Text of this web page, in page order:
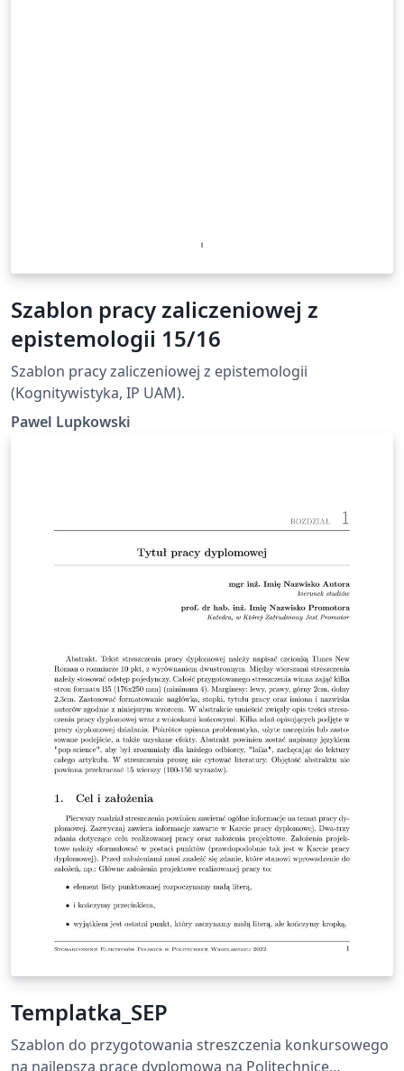
Szablon pracy zaliczeniowej z
epistemologii 15/16
Szablon pracy zaliczeniowej z epistemologii
(Kognitywistyka, IP UAM).
Pawel Lupkowski
Templatka_SEP
Szablon do przygotowania streszczenia konkursowego
na najlepszą pracę dyplomową na Politechnice